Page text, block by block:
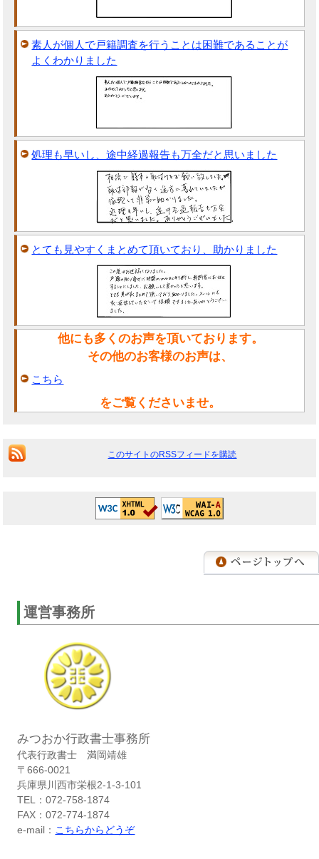
素人が個人で戸籍調査を行うことは困難であることが
よくわかりました
処理も早いし、途中経過報告も万全だと思いました
とても見やすくまとめて頂いており、助かりました
他にも多くのお声を頂いております。
その他のお客様のお声は、
こちら
をご覧くださいませ。
このサイトのRSSフィードを購読
運営事務所
みつおか行政書士事務所
代表行政書士 満岡靖雄
〒666-0021
兵庫県川西市栄根2-1-3-101
TEL：072-758-1874
FAX：072-774-1874
e-mail： こちらからどうぞ